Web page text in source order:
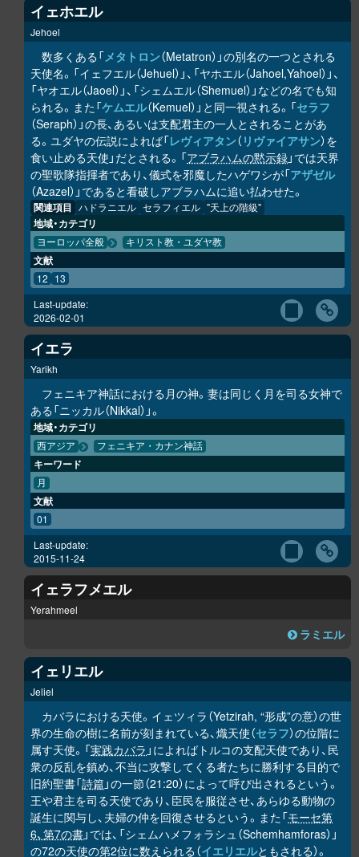
イェホエル
Jehoel
数多くある「メタトロン（Metatron）」の別名の一つとされる
天使名。「イェフエル（Jehuel）」、「ヤホエル（Jahoel,Yahoel）」、
「ヤオエル（Jaoel）」、「シェムエル（Shemuel）」などの名でも知
られる。また「ケムエル（Kemuel）」と同一視される。「セラフ
（Seraph）」の長、あるいは支配君主の一人とされることがあ
る。ユダヤの伝説によれば「レヴィアタン（リヴァイアサン）を
食い止める天使」だとされる。「アブラハムの黙示録」では天界
の聖歌隊指揮者であり、儀式を邪魔したハゲワシが「アザゼル
（Azazel）」であると看破しアブラハムに追い払わせた。
関連項目 ハドラニエル セラフィエル "天上の階級"
地域・カテゴリ
ヨーロッパ全般 キリスト教・ユダヤ教
文献
12 13
Last-update:
2026-02-01
イエラ
Yarikh
フェニキア神話における月の神。妻は同じく月を司る女神で
ある「ニッカル（Nikkal）」。
地域・カテゴリ
西アジア フェニキア・カナン神話
キーワード
月
文献
01
Last-update:
2015-11-24
イェラフメエル
Yerahmeel
ラミエル
イェリエル
Jeliel
カバラにおける天使。イェツィラ（Yetzirah, “形成”の意）の世
界の生命の樹に名前が刻まれている、熾天使（セラフ）の位階に
属す天使。「実践カバラ 」によればトルコの支配天使であり、民
衆の反乱を鎮め、不当に攻撃してくる者たちに勝利する目的で
旧約聖書「詩篇」の一節（21:20）によって呼び出されるという。
王や君主を司る天使であり、臣民を服従させ、あらゆる動物の
誕生に関与し、夫婦の仲を回復させるという。また「モーセ第
6、第7の書」では、「シェムハメフォラシュ（Schemhamforas）」
の72の天使の第2位に数えられる（イエリエルともされる）。